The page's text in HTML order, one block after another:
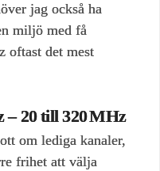
jag också ha
miljö med få
oftast det mest
– 20 till 320 MHz
om lediga kanaler,
frihet att välja